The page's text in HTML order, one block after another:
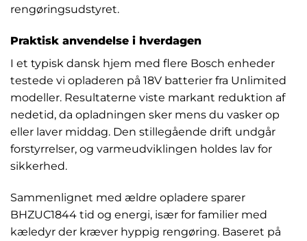
rengøringsudstyret.
Praktisk anvendelse i hverdagen
I et typisk dansk hjem med flere Bosch enheder
testede vi opladeren på 18V batterier fra Unlimited
modeller. Resultaterne viste markant reduktion af
nedetid, da opladningen sker mens du vasker op
eller laver middag. Den stillegående drift undgår
forstyrrelser, og varmeudviklingen holdes lav for
sikkerhed.
Sammenlignet med ældre opladere sparer
BHZUC1844 tid og energi, især for familier med
kæledyr der kræver hyppig rengøring. Baseret på